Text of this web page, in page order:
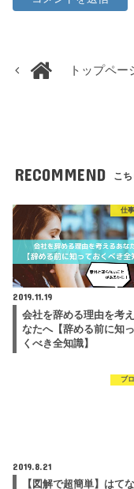
トップペー
RECOMMEND こ
仕
2019.11.19
会社を辞める理由を考
なたへ【辞める前に知
くべき全知識】
ブ
2019.8.21
【図解で超簡単】はて